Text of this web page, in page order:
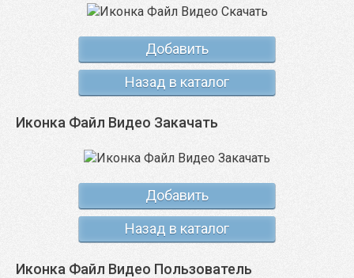
Добавить
Назад в каталог
Иконка Файл Видео Закачать
Добавить
Назад в каталог
Иконка Файл Видео Пользователь